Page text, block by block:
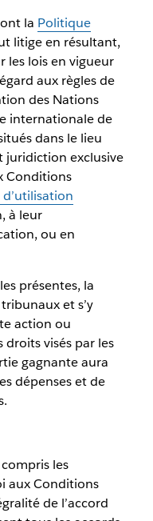
la Politique
litige en résultant,
les lois en vigueur
aux règles de
des Nations
internationale de
dans le lieu
juridiction exclusive
Conditions
à leur
ou en
présentes, la
et s’y
action ou
visés par les
gagnante aura
dépenses et de
les
aux Conditions
de l’accord